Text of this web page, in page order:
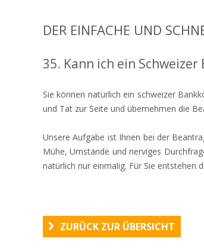
DER EINFACHE UND
35. Kann ich ein
Sie können natürlich ein schweizer
und Tat zur Seite und übernehmen die
Unsere Aufgabe ist Ihnen bei der
Mühe, Umstände und nerviges
natürlich nur einmalig. Für Sie entstehen
ZURÜCK ZUR ÜBERSICHT